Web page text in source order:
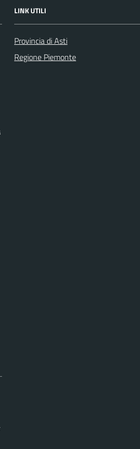
LINK UTILI
Provincia di Asti
Regione Piemonte